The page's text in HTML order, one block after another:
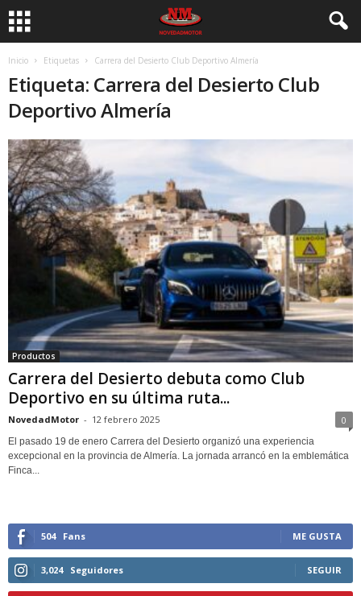
Inicio Etiquetas Carrera del Desierto Club Deportivo Almería
Etiqueta: Carrera del Desierto Club
Deportivo Almería
Productos
Carrera del Desierto debuta como Club
Deportivo en su última ruta...
NovedadMotor - 12 febrero 2025 0
El pasado 19 de enero Carrera del Desierto organizó una experiencia
excepcional en la provincia de Almería. La jornada arrancó en la emblemática
Finca...
504 Fans ME GUSTA
3,024 Seguidores SEGUIR